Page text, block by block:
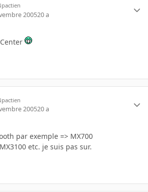
200520 a
200520 a
par exemple => MX700
etc. je suis pas sur.